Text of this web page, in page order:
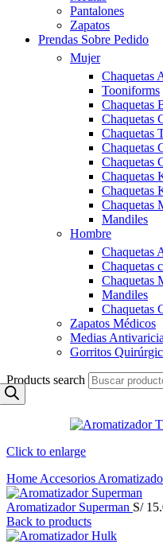
Pantalones
Zapatos
Prendas Sobre Pedido
Mujer
Chaquetas
Tooniforms
Chaquetas
Chaquetas
Chaquetas
Chaquetas
Chaquetas
Chaquetas
Chaquetas
Chaquetas
Mandiles
Hombre
Chaquetas
Chaquetas
Chaquetas
Mandiles
Chaquetas
Zapatos Médicos
Medias
Gorritos
Products search
Click to enlarge
Home Accesorios
Aromatizador Superman S/
Back to products